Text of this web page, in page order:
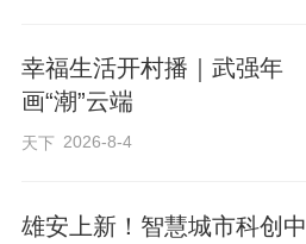
幸福生活开村播｜武强年
画“潮”云端
天下 2026-8-4
雄安上新！智慧城市科创中